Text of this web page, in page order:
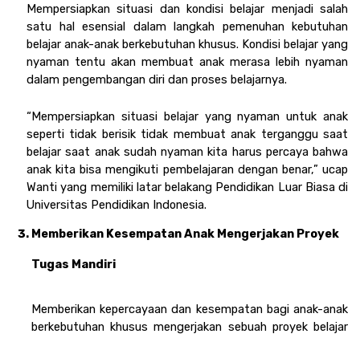
Mempersiapkan situasi dan kondisi belajar menjadi salah
satu hal esensial dalam langkah pemenuhan kebutuhan
belajar anak-anak berkebutuhan khusus. Kondisi belajar yang
nyaman tentu akan membuat anak merasa lebih nyaman
dalam pengembangan diri dan proses belajarnya.
“Mempersiapkan situasi belajar yang nyaman untuk anak
seperti tidak berisik tidak membuat anak terganggu saat
belajar saat anak sudah nyaman kita harus percaya bahwa
anak kita bisa mengikuti pembelajaran dengan benar,” ucap
Wanti yang memiliki latar belakang Pendidikan Luar Biasa di
Universitas Pendidikan Indonesia.
Memberikan Kesempatan Anak Mengerjakan Proyek
Tugas Mandiri
Memberikan kepercayaan dan kesempatan bagi anak-anak
berkebutuhan khusus mengerjakan sebuah proyek belajar